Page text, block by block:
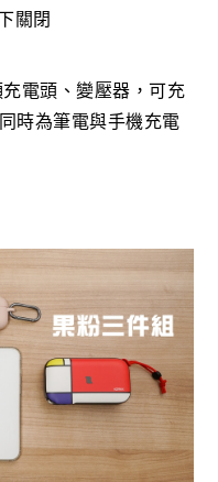
關閉
電頭、變壓器，可充
時為筆電與手機充電